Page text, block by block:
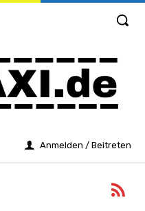
Anmelden / Beitreten